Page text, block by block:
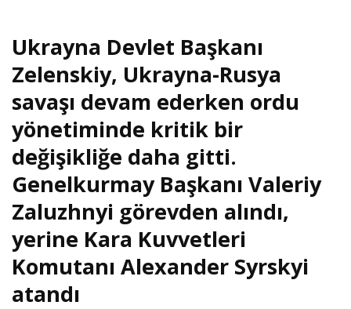
Ukrayna Devlet Başkanı
Zelenskiy, Ukrayna-Rusya
savaşı devam ederken ordu
yönetiminde kritik bir
değişikliğe daha gitti.
Genelkurmay Başkanı Valeriy
Zaluzhnyi görevden alındı,
yerine Kara Kuvvetleri
Komutanı Alexander Syrskyi
atandı